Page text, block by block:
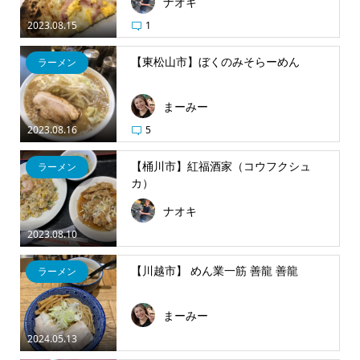
2023.08.15 1
2023.08.16
ラーメン 【東松山市】ぼくのみそらーめん
まーみー
5
2023.08.10
ラーメン
【桶川市】紅福酒家（コウフクシュ
カ）
ナオキ
2024.05.13
ラーメン 【川越市】 めん業一筋 善龍 善龍
まーみー